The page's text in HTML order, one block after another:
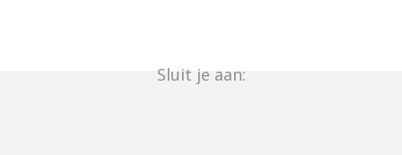
Sluit je aan: